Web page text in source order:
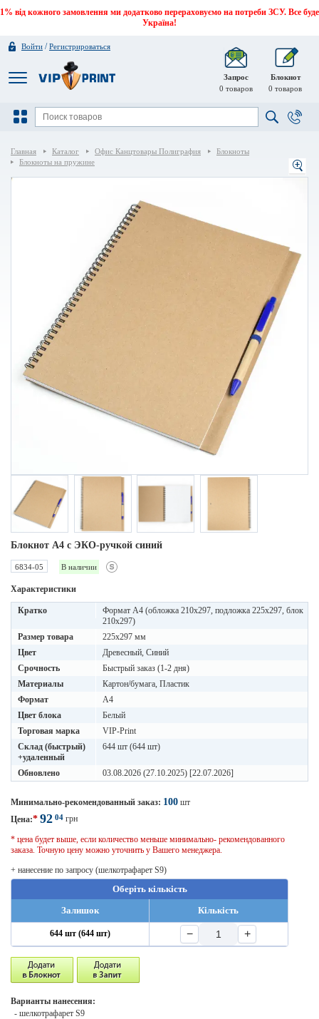
1% від кожного замовлення ми додатково перераховуємо на потреби ЗСУ. Все буде
Україна!
Войти /Регистрироваться
Запрос
0 товаров
Блокнот
0 товаров
Главная Каталог Офис Канцтовары Полиграфия
Блокноты
Блокноты на пружине
Блокнот A4 с ЭКО-ручкой синий
6834-05 В наличии
Характеристики
Кратко
Формат А4 (обложка 210х297, подложка 225х297, блок
210х297)
Размер товара
225x297 мм
Цвет
Древесный, Синий
Срочность
Быстрый заказ (1-2 дня)
Материалы
Картон/бумага, Пластик
Формат
A4
Цвет блока
Белый
Торговая марка
VIP-Print
Склад (быстрый)
+удаленный
644 шт (644 шт)
Обновлено 03.08.2026 (27.10.2025) [22.07.2026]
Минимально-рекомендованный заказ: 100 шт
Цена:* 92 04 грн
* цена будет выше, если количество меньше минимально- рекомендованного
заказа. Точную цену можно уточнить у Вашего менеджера.
+ нанесение по запросу (шелкотрафарет S9)
Оберіть кількість
Залишок
Кількість
644 шт (644 шт) − +
Варианты нанесения:
- шелкотрафарет S9